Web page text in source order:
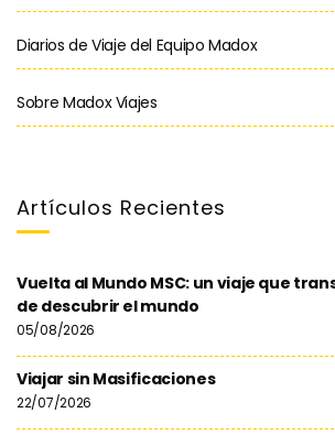
Diarios de Viaje del Equipo Madox
Sobre Madox Viajes
Artículos Recientes
Vuelta al Mundo MSC: un viaje que
de descubrir el mundo
05/08/2026
Viajar sin Masificaciones
22/07/2026